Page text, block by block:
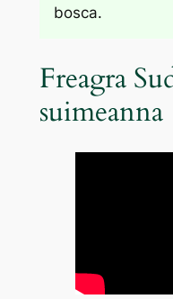
bosca.
Freagra
suimeanna